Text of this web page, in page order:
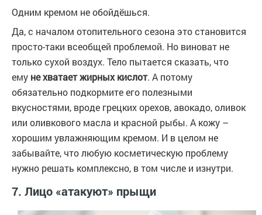
Одним кремом не обойдёшься.
Да, с началом отопительного сезона это становится
просто-таки всеобщей проблемой. Но виноват не
только сухой воздух. Тело пытается сказать, что
ему не хватает жирных кислот. А потому
обязательно подкормите его полезными
вкусностями, вроде грецких орехов, авокадо, оливок
или оливкового масла и красной рыбы. А кожу –
хорошим увлажняющим кремом. И в целом не
забывайте, что любую косметическую проблему
нужно решать комплексно, в том числе и изнутри.
7. Лицо «атакуют» прыщи